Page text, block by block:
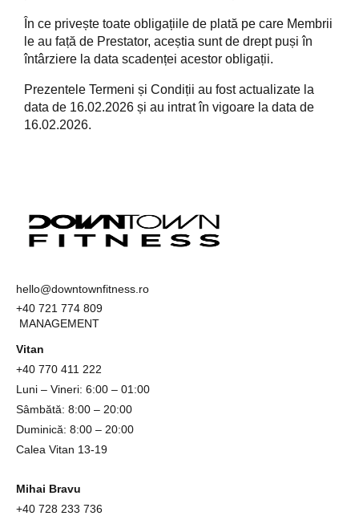
În ce privește toate obligațiile de plată pe care Membrii
le au față de Prestator, aceștia sunt de drept puși în
întârziere la data scadenței acestor obligații.
Prezentele Termeni și Condiții au fost actualizate la
data de 16.02.2026 și au intrat în vigoare la data de
16.02.2026.
hello@downtownfitness.ro
+40 721 774 809
MANAGEMENT
Vitan
+40 770 411 222
Luni – Vineri: 6:00 – 01:00
Sâmbătă: 8:00 – 20:00
Duminică: 8:00 – 20:00
Calea Vitan 13-19
Mihai Bravu
+40 728 233 736